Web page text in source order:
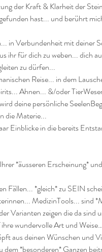
der Kraft & Klarheit der
hast... und berührt
in Verbundenheit mit deiner
ihr für dich zu weben... dich
zu dürfen...
Reise... in dem
Ahnen... &/oder
deine persönliche
die Materie...
Einblicke in die bereits
*äusseren Erscheinung*
Fällen... *gleich* zu SEIN
MedizinTools... sind
Varianten zeigen die da sind
wundervolle Art und
aus deinen Wünschen und
dem *besonderen* Ganzen